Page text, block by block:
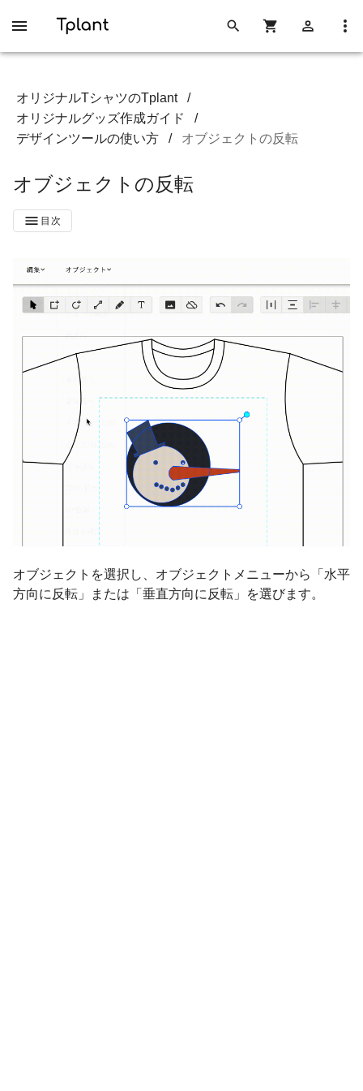
オリジナルTシャツのTplant
/
オリジナルグッズ作成ガイド
/
デザインツールの使い方
/ オブジェクトの反転
オブジェクトの反転
目次
オブジェクトを選択し、オブジェクトメニューから「水平
方向に反転」または「垂直方向に反転」を選びます。